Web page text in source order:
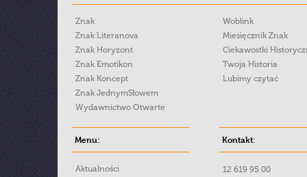
Znak
Znak Literanova
Znak Horyzont
Znak Emotikon
Znak Koncept
Znak JednymSłowem
Wydawnictwo Otwarte
Woblink
Miesięcznik Znak
Ciekawostki
Twoja Historia
Lubimy czytać
Menu:
Aktualności
Kontakt:
12 619 95 00